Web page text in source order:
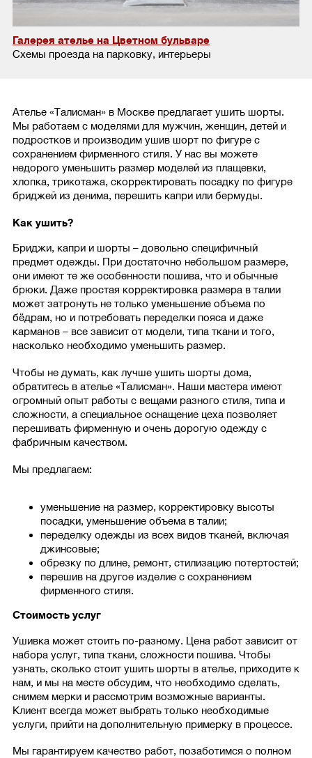
Галерея ателье на Цветном бульваре
Схемы проезда на парковку, интерьеры
Ателье «Талисман» в Москве предлагает ушить шорты.
Мы работаем с моделями для мужчин, женщин, детей и
подростков и производим ушив шорт по фигуре с
сохранением фирменного стиля. У нас вы можете
недорого уменьшить размер моделей из плащевки,
хлопка, трикотажа, скорректировать посадку по фигуре
бриджей из денима, перешить капри или бермуды.
Как ушить?
Бриджи, капри и шорты – довольно специфичный
предмет одежды. При достаточно небольшом размере,
они имеют те же особенности пошива, что и обычные
брюки. Даже простая корректировка размера в талии
может затронуть не только уменьшение объема по
бёдрам, но и потребовать переделки пояса и даже
карманов – все зависит от модели, типа ткани и того,
насколько необходимо уменьшить размер.
Чтобы не думать, как лучше ушить шорты дома,
обратитесь в ателье «Талисман». Наши мастера имеют
огромный опыт работы с вещами разного стиля, типа и
сложности, а специальное оснащение цеха позволяет
перешивать фирменную и очень дорогую одежду с
фабричным качеством.
Мы предлагаем:
уменьшение на размер, корректировку высоты
посадки, уменьшение объема в талии;
переделку одежды из всех видов тканей, включая
джинсовые;
обрезку по длине, ремонт, стилизацию потертостей;
перешив на другое изделие с сохранением
фирменного стиля.
Стоимость услуг
Ушивка может стоить по-разному. Цена работ зависит от
набора услуг, типа ткани, сложности пошива. Чтобы
узнать, сколько стоит ушить шорты в ателье, приходите к
нам, и мы на месте обсудим, что необходимо сделать,
снимем мерки и рассмотрим возможные варианты.
Клиент всегда может выбрать только необходимые
услуги, прийти на дополнительную примерку в процессе.
Мы гарантируем качество работ, позаботимся о полном